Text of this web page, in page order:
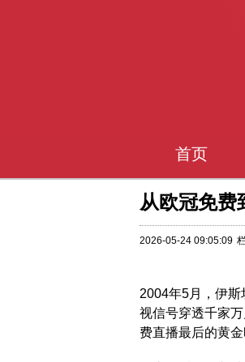
首页
从欧冠免费
2026-05-24 09:05:09
2004年5月，伊
视信号穿透千家
费直播最后的黄